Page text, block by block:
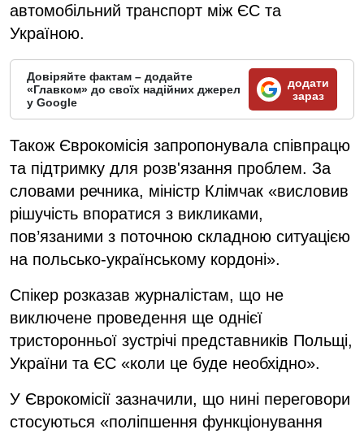
автомобільний транспорт між ЄС та
Україною.
Довіряйте фактам – додайте
«Главком» до своїх надійних джерел
у Google
додати
зараз
Також Єврокомісія запропонувала співпрацю
та підтримку для розв'язання проблем. За
словами речника, міністр Клімчак «висловив
рішучість впоратися з викликами,
пов’язаними з поточною складною ситуацією
на польсько-українському кордоні».
Спікер розказав журналістам, що не
виключене проведення ще однієї
тристоронньої зустрічі представників Польщі,
України та ЄС «коли це буде необхідно».
У Єврокомісії зазначили, що нині переговори
стосуються «поліпшення функціонування